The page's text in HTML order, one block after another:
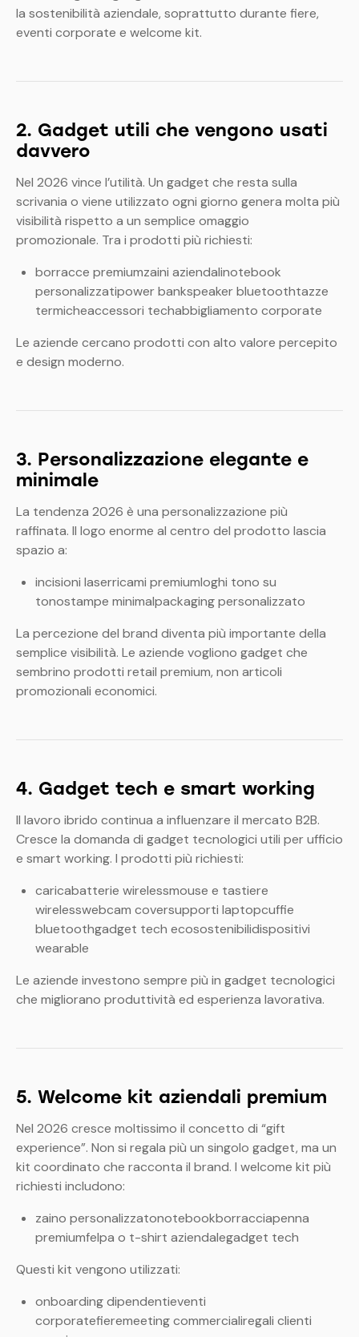
la sostenibilità aziendale, soprattutto durante fiere,
eventi corporate e welcome kit.
2. Gadget utili che vengono usati
davvero
Nel 2026 vince l’utilità. Un gadget che resta sulla
scrivania o viene utilizzato ogni giorno genera molta più
visibilità rispetto a un semplice omaggio
promozionale. Tra i prodotti più richiesti:
borracce premiumzaini aziendalinotebook
personalizzatipower bankspeaker bluetoothtazze
termicheaccessori techabbigliamento corporate
Le aziende cercano prodotti con alto valore percepito
e design moderno.
3. Personalizzazione elegante e
minimale
La tendenza 2026 è una personalizzazione più
raffinata. Il logo enorme al centro del prodotto lascia
spazio a:
incisioni laserricami premiumloghi tono su
tonostampe minimalpackaging personalizzato
La percezione del brand diventa più importante della
semplice visibilità. Le aziende vogliono gadget che
sembrino prodotti retail premium, non articoli
promozionali economici.
4. Gadget tech e smart working
Il lavoro ibrido continua a influenzare il mercato B2B.
Cresce la domanda di gadget tecnologici utili per ufficio
e smart working. I prodotti più richiesti:
caricabatterie wirelessmouse e tastiere
wirelesswebcam coversupporti laptopcuffie
bluetoothgadget tech ecosostenibilidispositivi
wearable
Le aziende investono sempre più in gadget tecnologici
che migliorano produttività ed esperienza lavorativa.
5. Welcome kit aziendali premium
Nel 2026 cresce moltissimo il concetto di “gift
experience”. Non si regala più un singolo gadget, ma un
kit coordinato che racconta il brand. I welcome kit più
richiesti includono:
zaino personalizzatonotebookborracciapenna
premiumfelpa o t-shirt aziendalegadget tech
Questi kit vengono utilizzati:
onboarding dipendentieventi
corporatefieremeeting commercialiregali clienti